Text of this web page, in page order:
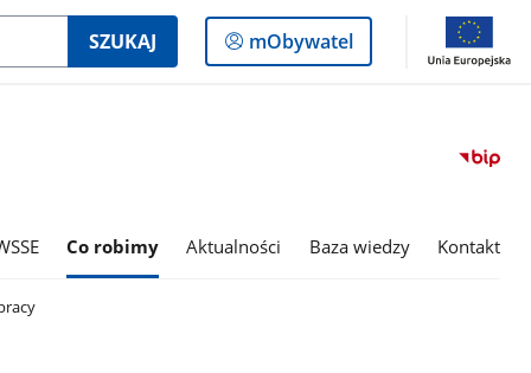
SZUKAJ
Logowanie
do
mObywatel
Co robimy Aktualności Baza wiedzy Kontakt